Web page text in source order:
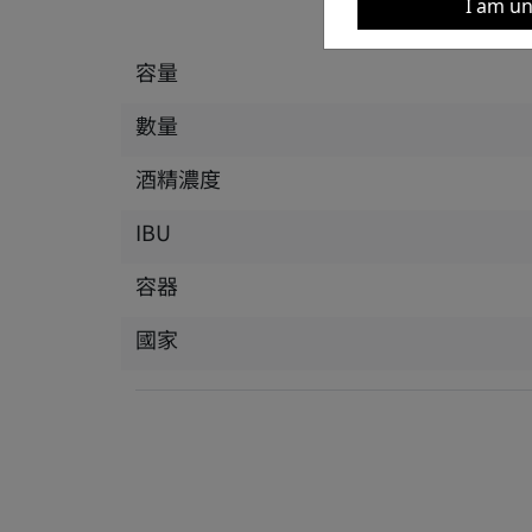
容量
數量
酒精濃度
IBU
容器
國家
I am